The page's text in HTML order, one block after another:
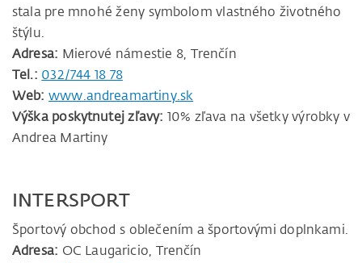
stala pre mnohé ženy symbolom vlastného životného
štýlu.
Adresa: Mierové námestie 8, Trenčín
Tel.: 032/744 18 78
Web: www.andreamartiny.sk
Výška poskytnutej zľavy: 10% zľava na všetky výrobky v
Andrea Martiny
INTERSPORT
Športový obchod s oblečením a športovými doplnkami.
Adresa: OC Laugaricio, Trenčín